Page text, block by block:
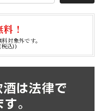
！
対象外です。
込))